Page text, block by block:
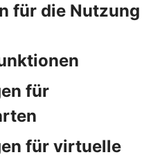
für die Nutzung
für
für virtuelle